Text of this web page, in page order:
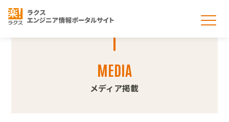
開発本部の取り組み
MEDIA
メディア掲載